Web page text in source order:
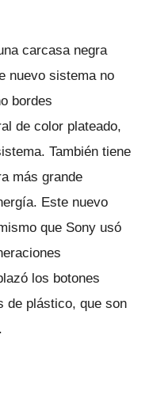
carcasa negra
nuevo sistema no
bordes
de color plateado,
También tiene
más grande
Este nuevo
que Sony usó
los botones
de plástico, que son